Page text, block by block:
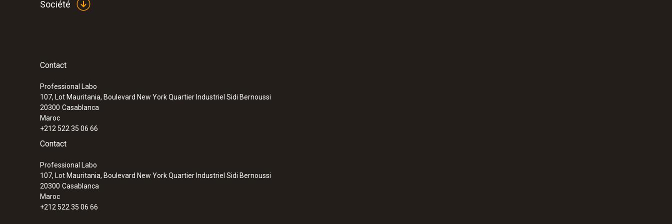
Société
Contact
Professional Labo
107, Lot Mauritania, Boulevard New York Quartier Industriel Sidi Bernoussi
20300 Casablanca
Maroc
+212 522 35 06 66
Contact
Professional Labo
107, Lot Mauritania, Boulevard New York Quartier Industriel Sidi Bernoussi
20300 Casablanca
Maroc
+212 522 35 06 66